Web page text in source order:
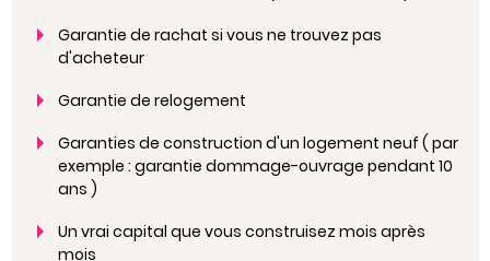
Garantie de rachat si vous ne trouvez pas
d'acheteur
Garantie de relogement
Garanties de construction d'un logement neuf ( par
exemple : garantie dommage-ouvrage pendant 10
ans )
Un vrai capital que vous construisez mois après
mois